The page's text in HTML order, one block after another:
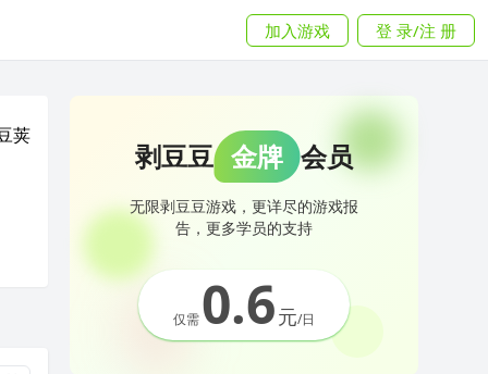
加入游戏 登 录/注 册
荚
剥豆豆 金牌 会员
无限剥豆豆游戏，更详尽的游戏报
告，更多学员的支持
仅需0.6元/日